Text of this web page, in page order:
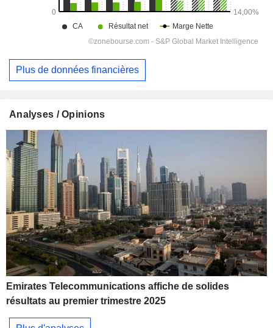
Plus de données financières
Analyses / Opinions
Emirates Telecommunications affiche de solides
résultats au premier trimestre 2025